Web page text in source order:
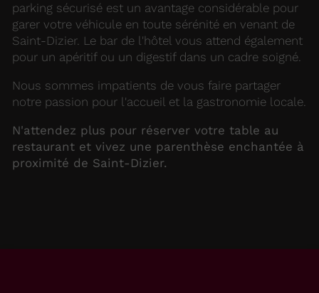
parking sécurisé est un avantage considérable pour
garer votre véhicule en toute sérénité en venant de
Saint-Dizier. Le bar de l'hôtel vous attend également
pour un apéritif ou un digestif dans un cadre soigné.
Nous sommes impatients de vous faire partager
notre passion pour l'accueil et la gastronomie locale.
N'attendez plus pour réserver votre table au
restaurant et vivez une parenthèse enchantée à
proximité de Saint-Dizier.